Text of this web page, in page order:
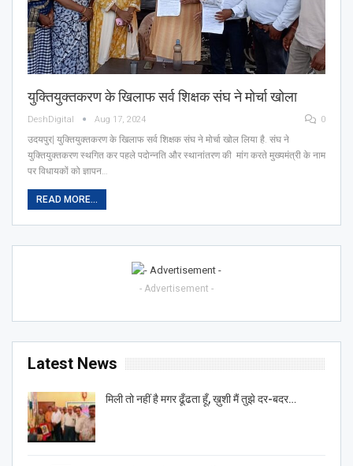
युक्तियुक्तकरण के खिलाफ सर्व शिक्षक संघ ने मोर्चा खोला
DeshDigital Aug 17, 2024 0
उदयपुर| युक्तियुक्तकरण के खिलाफ सर्व शिक्षक संघ ने मोर्चा खोल लिया है. संघ ने
युक्तियुक्तकरण स्थगित कर पहले पदोन्नति और स्थानांतरण की मांग करते मुख्यमंत्री के नाम
पर विधायकों को ज्ञापन…
READ MORE...
- Advertisement -
Latest News
मिली तो नहीं है मगर ढूँढता हूँ, ख़ुशी मैं तुझे दर-बदर…